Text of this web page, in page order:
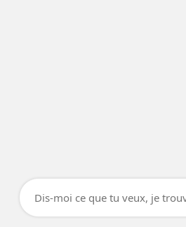
Dis-moi ce que tu veux, je